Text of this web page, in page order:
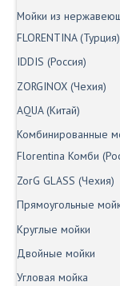
Мойки из
FLORENTINA (Турция)
IDDIS (Россия)
ZORGINOX (Чехия)
AQUA (Китай)
Комбинированные
Florentina Комби
ZorG GLASS (Чехия)
Прямоугольные
Круглые мойки
Двойные мойки
Угловая мойка